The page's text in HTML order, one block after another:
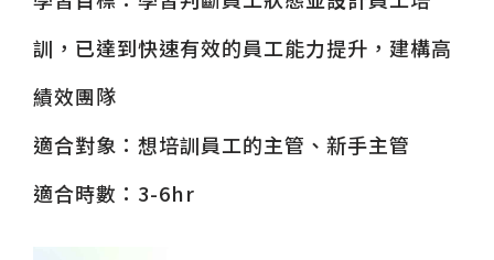
訓，已達到快速有效的員工能力提升，建構高
績效團隊
適合對象：想培訓員工的主管、新手主管
適合時數：3-6hr